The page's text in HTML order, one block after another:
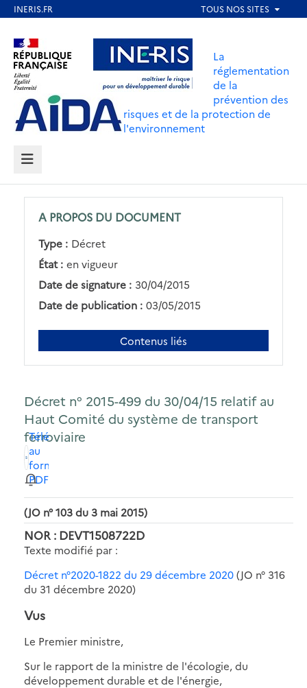
contenu
principal
Aller au contenu Aller au menu
Aller au pied de page
La
réglementation
de la
prévention des
risques et de la protection de
l'environnement
MENU
A PROPOS DU DOCUMENT
Type : Décret
État : en vigueur
Date de signature : 30/04/2015
Date de publication : 03/05/2015
Contenus liés
Décret n° 2015-499 du 30/04/15 relatif au
Haut Comité du système de transport
ferroviaire
Télécharger
au
format
PDF
(JO n° 103 du 3 mai 2015)
NOR : DEVT1508722D
Texte modifié par :
Décret n°2020-1822 du 29 décembre 2020(JO n° 316
du 31 décembre 2020)
Vus
Le Premier ministre,
Sur le rapport de la ministre de l'écologie, du
développement durable et de l'énergie,